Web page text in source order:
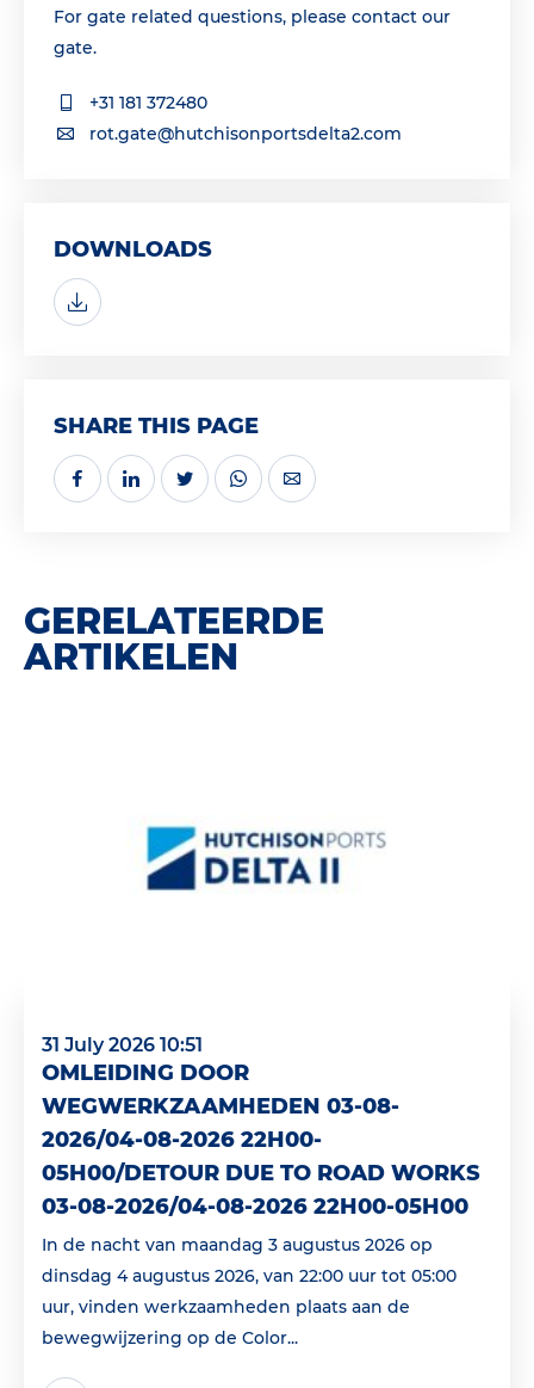
For gate related questions, please contact our
gate.
+31 181 372480
rot.gate@hutchisonportsdelta2.com
DOWNLOADS
SHARE THIS PAGE
GERELATEERDE
ARTIKELEN
31 July 2026 10:51
OMLEIDING DOOR
WEGWERKZAAMHEDEN 03-08-
2026/04-08-2026 22H00-
05H00/DETOUR DUE TO ROAD WORKS
03-08-2026/04-08-2026 22H00-05H00
In de nacht van maandag 3 augustus 2026 op
dinsdag 4 augustus 2026, van 22:00 uur tot 05:00
uur, vinden werkzaamheden plaats aan de
bewegwijzering op de Color...